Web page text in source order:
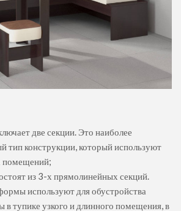
две секции. Это наиболее
тип конструкции, который используют
помещений;
из 3-х прямолинейных секций.
используют для обустройства
в тупике узкого и длинного помещения, в